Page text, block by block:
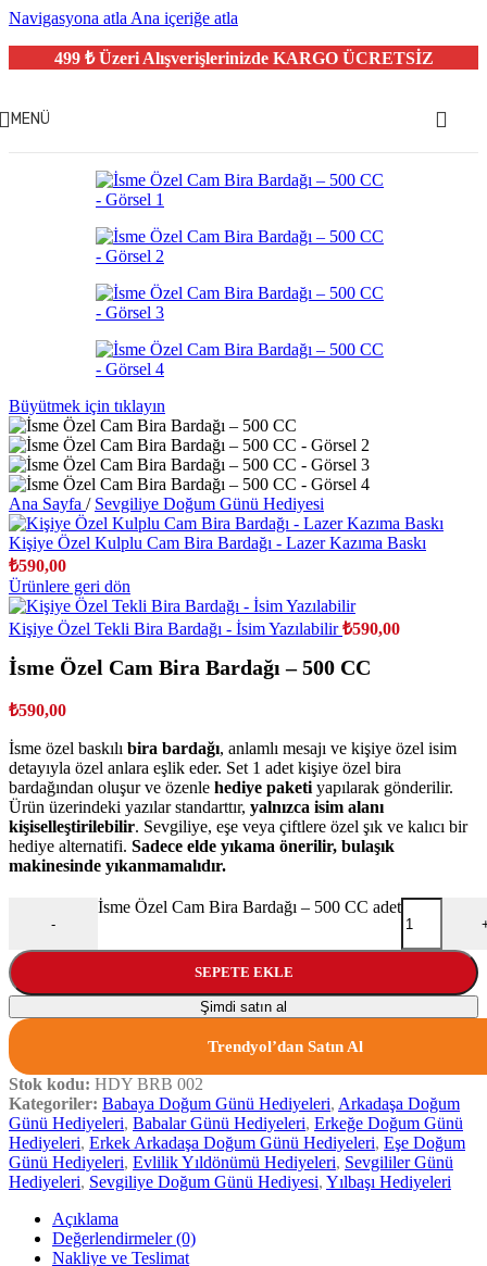
Navigasyona atla Ana içeriğe atla
499 ₺ Üzeri Alışverişlerinizde KARGO ÜCRETSİZ
MENÜ
Büyütmek için tıklayın
Ana Sayfa / Sevgiliye Doğum Günü Hediyesi
Kişiye Özel Kulplu Cam Bira Bardağı - Lazer Kazıma Baskı
₺590,00
Ürünlere geri dön
Kişiye Özel Tekli Bira Bardağı - İsim Yazılabilir₺590,00
İsme Özel Cam Bira Bardağı – 500 CC
₺590,00
İsme özel baskılı bira bardağı, anlamlı mesajı ve kişiye özel isim
detayıyla özel anlara eşlik eder. Set 1 adet kişiye özel bira
bardağından oluşur ve özenle hediye paketi yapılarak gönderilir.
Ürün üzerindeki yazılar standarttır, yalnızca isim alanı
kişiselleştirilebilir. Sevgiliye, eşe veya çiftlere özel şık ve kalıcı bir
hediye alternatifi. Sadece elde yıkama önerilir, bulaşık
makinesinde yıkanmamalıdır.
-
İsme Özel Cam Bira Bardağı – 500 CC adet
SEPETE EKLE
Şimdi satın al
Trendyol’dan Satın Al
Stok kodu: HDY BRB 002
Kategoriler: Babaya Doğum Günü Hediyeleri, Arkadaşa Doğum
Günü Hediyeleri, Babalar Günü Hediyeleri, Erkeğe Doğum Günü
Hediyeleri, Erkek Arkadaşa Doğum Günü Hediyeleri, Eşe Doğum
Günü Hediyeleri, Evlilik Yıldönümü Hediyeleri, Sevgililer Günü
Hediyeleri, Sevgiliye Doğum Günü Hediyesi, Yılbaşı Hediyeleri
Açıklama
Değerlendirmeler (0)
Nakliye ve Teslimat